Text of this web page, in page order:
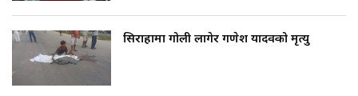
सिराहामा गोली लागेर गणेश यादवको मृत्यु